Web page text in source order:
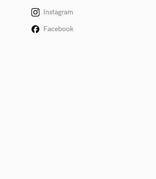
Instagram
Facebook